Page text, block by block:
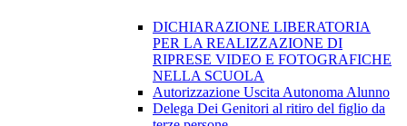
DICHIARAZIONE LIBERATORIA
PER LA REALIZZAZIONE DI
RIPRESE VIDEO E FOTOGRAFICHE
NELLA SCUOLA
Autorizzazione Uscita Autonoma Alunno
Delega Dei Genitori al ritiro del figlio da